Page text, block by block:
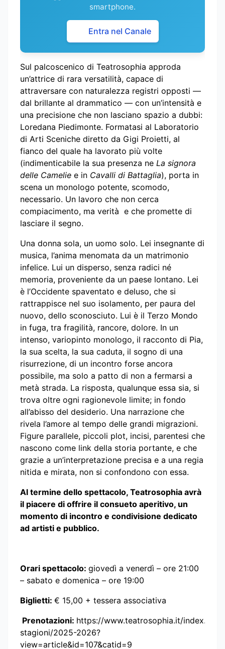
smartphone.
Entra nel Canale
Sul palcoscenico di Teatrosophia approda
un’attrice di rara versatilità, capace di
attraversare con naturalezza registri opposti —
dal brillante al drammatico — con un’intensità e
una precisione che non lasciano spazio a dubbi:
Loredana Piedimonte. Formatasi al Laboratorio
di Arti Sceniche diretto da Gigi Proietti, al
fianco del quale ha lavorato più volte
(indimenticabile la sua presenza ne La signora
delle Camelie e in Cavalli di Battaglia), porta in
scena un monologo potente, scomodo,
necessario. Un lavoro che non cerca
compiacimento, ma verità e che promette di
lasciare il segno.
Una donna sola, un uomo solo. Lei insegnante di
musica, l’anima menomata da un matrimonio
infelice. Lui un disperso, senza radici né
memoria, proveniente da un paese lontano. Lei
è l’Occidente spaventato e deluso, che si
rattrappisce nel suo isolamento, per paura del
nuovo, dello sconosciuto. Lui è il Terzo Mondo
in fuga, tra fragilità, rancore, dolore. In un
intenso, variopinto monologo, il racconto di Pia,
la sua scelta, la sua caduta, il sogno di una
risurrezione, di un incontro forse ancora
possibile, ma solo a patto di non a fermarsi a
metà strada. La risposta, qualunque essa sia, si
trova oltre ogni ragionevole limite; in fondo
all’abisso del desiderio. Una narrazione che
rivela l’amore al tempo delle grandi migrazioni.
Figure parallele, piccoli plot, incisi, parentesi che
nascono come link della storia portante, e che
grazie a un’interpretazione precisa e a una regia
nitida e mirata, non si confondono con essa.
Al termine dello spettacolo, Teatrosophia avrà
il piacere di offrire il consueto aperitivo, un
momento di incontro e condivisione dedicato
ad artisti e pubblico.
Orari spettacolo: giovedì a venerdì – ore 21:00
– sabato e domenica – ore 19:00
Biglietti: € 15,00 + tessera associativa
Prenotazioni: https://www.teatrosophia.it/
stagioni/2025-2026?
view=article&id=107&catid=9